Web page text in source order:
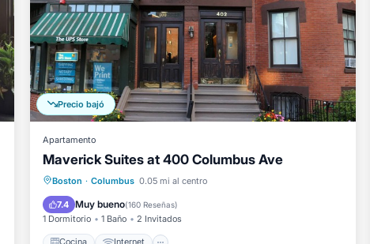
Precio bajó
Apartamento
Maverick Suites at 400 Columbus Ave
Boston · Columbus 0.05 mi al centro
7.4 Muy bueno(160 Reseñas)
1 Dormitorio 1 Baño 2 Invitados
Cocina Internet
Cocina Internet
Lavandería